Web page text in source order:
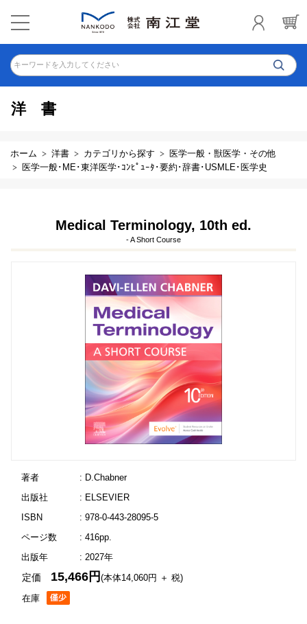
キーワードを入力してください
洋書
ホーム 洋書 カテゴリから探す
医学一般・獣医学・その他
医学一般･ME･東洋医学･ｺﾝﾋﾟｭｰﾀ･要約･辞書･USMLE･医学史
Medical Terminology, 10th ed.
- A Short Course
著者
: D.Chabner
出版社
: ELSEVIER
ISBN
: 978-0-443-28095-5
ページ数
: 416pp.
出版年
: 2027年
在庫
定価 15,466円(本体14,060円 ＋ 税)